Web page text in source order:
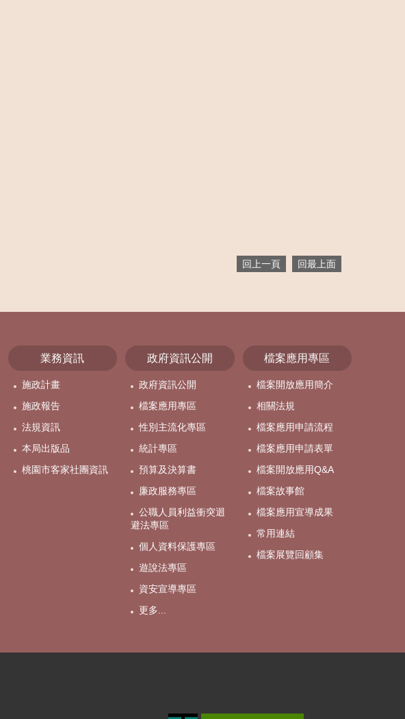
回上一頁 回最上面
業務資訊
施政計畫
施政報告
法規資訊
本局出版品
桃園市客家社團資訊
政府資訊公開
政府資訊公開
檔案應用專區
性別主流化專區
統計專區
預算及決算書
廉政服務專區
公職人員利益衝突迴
避法專區
個人資料保護專區
遊說法專區
資安宣導專區
更多...
檔案應用專區
檔案開放應用簡介
相關法規
檔案應用申請流程
檔案應用申請表單
檔案開放應用Q&A
檔案故事館
檔案應用宣導成果
常用連結
檔案展覽回顧集